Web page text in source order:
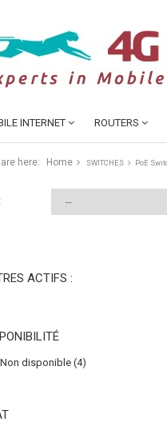
INTERNET ROUTERS
here: Home SWITCHES PoE
ACTIFS :
Non disponible (4)